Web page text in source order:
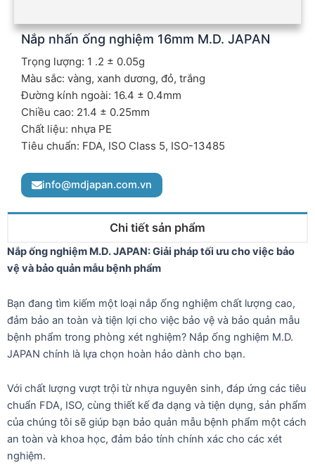
Nắp nhấn ống nghiệm 16mm M.D. JAPAN
Trọng lượng: 1 .2 ± 0.05g
Màu sắc: vàng, xanh dương, đỏ, trắng
Đường kính ngoài: 16.4 ± 0.4mm
Chiều cao: 21.4 ± 0.25mm
Chất liệu: nhựa PE
Tiêu chuẩn: FDA, ISO Class 5, ISO-13485
info@mdjapan.com.vn
Chi tiết sản phẩm
Nắp ống nghiệm M.D. JAPAN: Giải pháp tối ưu cho việc bảo
vệ và bảo quản mẫu bệnh phẩm
Bạn đang tìm kiếm một loại nắp ống nghiệm chất lượng cao,
đảm bảo an toàn và tiện lợi cho việc bảo vệ và bảo quản mẫu
bệnh phẩm trong phòng xét nghiệm? Nắp ống nghiệm M.D.
JAPAN chính là lựa chọn hoàn hảo dành cho bạn.
Với chất lượng vượt trội từ nhựa nguyên sinh, đáp ứng các tiêu
chuẩn FDA, ISO, cùng thiết kế đa dạng và tiện dụng, sản phẩm
của chúng tôi sẽ giúp bạn bảo quản mẫu bệnh phẩm một cách
an toàn và khoa học, đảm bảo tính chính xác cho các xét
nghiệm.